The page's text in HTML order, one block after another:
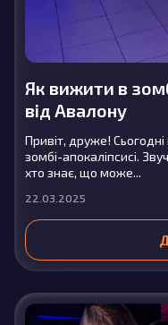
Як вижити в
від Авалону
Привіт, друже!
зомбі-апокаліпсисі.
хто знає, що може...
22.03.2025